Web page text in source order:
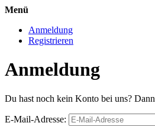
Menü
Anmeldung
Registrieren
Anmeldung
Du hast noch kein Konto bei uns? Dann
E-Mail-Adresse: